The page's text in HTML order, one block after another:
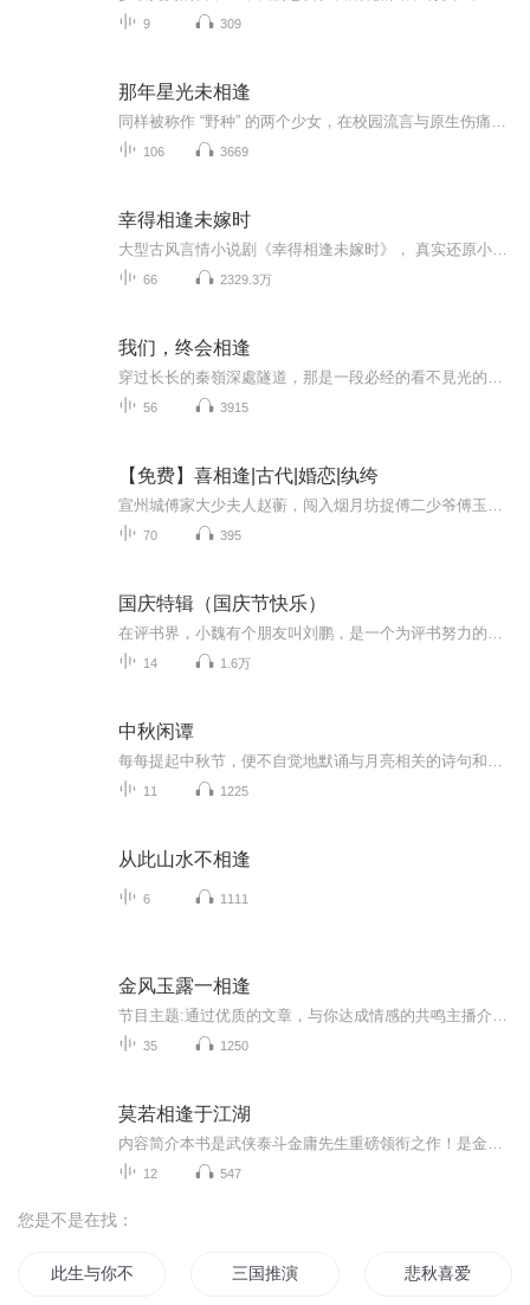
9 309
那年星光未相逢
106 3669
幸得相逢未嫁时
66 2329.3万
我们，终会相逢
56 3915
【免费】喜相逢|古代|婚恋|纨绔
70 395
国庆特辑（国庆节快乐）
14 1.6万
中秋闲谭
11 1225
从此山水不相逢
6 1111
金风玉露一相逢
35 1250
莫若相逢于江湖
12 547
您是不是在找：
此生与你不过相逢 三国推演 悲秋喜爱